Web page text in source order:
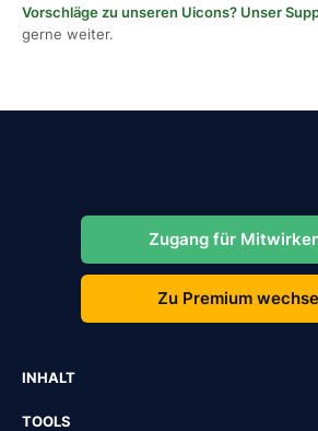
Vorschläge zu unseren Uicons? Unser
gerne weiter.
Zugang für
Zu Premium
INHALT
TOOLS